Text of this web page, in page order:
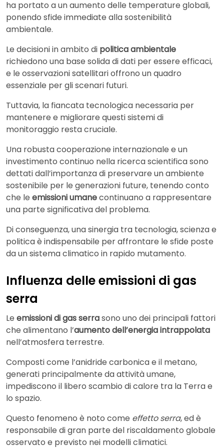
ha portato a un aumento delle temperature globali,
ponendo sfide immediate alla sostenibilità
ambientale.
Le decisioni in ambito di politica ambientale
richiedono una base solida di dati per essere efficaci,
e le osservazioni satellitari offrono un quadro
essenziale per gli scenari futuri.
Tuttavia, la fiancata tecnologica necessaria per
mantenere e migliorare questi sistemi di
monitoraggio resta cruciale.
Una robusta cooperazione internazionale e un
investimento continuo nella ricerca scientifica sono
dettati dall’importanza di preservare un ambiente
sostenibile per le generazioni future, tenendo conto
che le emissioni umanecontinuano a rappresentare
una parte significativa del problema.
Di conseguenza, una sinergia tra tecnologia, scienza e
politica è indispensabile per affrontare le sfide poste
da un sistema climatico in rapido mutamento.
Influenza delle emissioni di gas
serra
Le emissioni di gas serrasono uno dei principali fattori
che alimentano l’aumento dell’energia intrappolata
nell’atmosfera terrestre.
Composti come l’anidride carbonica e il metano,
generati principalmente da attività umane,
impediscono il libero scambio di calore tra la Terra e
lo spazio.
Questo fenomeno è noto come effetto serra, ed è
responsabile di gran parte del riscaldamento globale
osservato e previsto nei modelli climatici.